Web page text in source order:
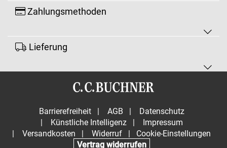
Zahlungsmethoden
Lieferung
Barrierefreiheit | AGB |
Datenschutz
|
Künstliche Intelligenz |
Impressum
|
Versandkosten | Widerruf |
Cookie-Einstellungen
Vertrag widerrufen